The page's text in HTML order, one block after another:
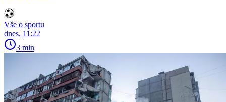
Vše o sportu
dnes, 11:22
3 min